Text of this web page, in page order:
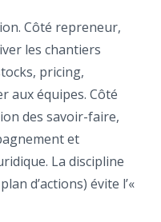
Côté repreneur,
les chantiers
pricing,
aux équipes. Côté
des savoir-faire,
et
La discipline
d’actions) évite l’«